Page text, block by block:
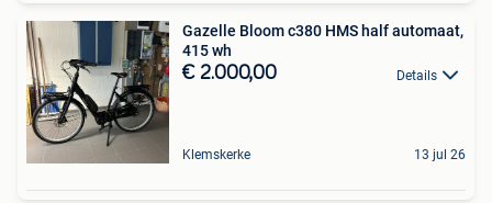
Gazelle Bloom c380 HMS half automaat,
415 wh
€ 2.000,00 Details
Klemskerke 13 jul 26